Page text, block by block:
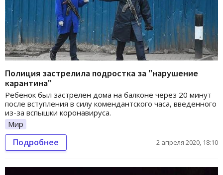
Полиция застрелила подростка за "нарушение
карантина"
Ребенок был застрелен дома на балконе через 20 минут
после вступления в силу комендантского часа, введенного
из-за вспышки коронавируса.
Мир
Подробнее 2 апреля 2020, 18:10